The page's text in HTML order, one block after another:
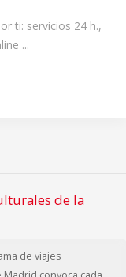
ti: servicios 24 h.,
...
de la
de viajes